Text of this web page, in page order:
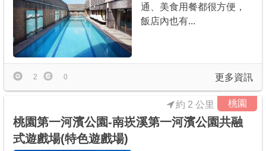
通、美食用餐都很方便，
飯店內也有...
更多資訊
2 0
桃園
約 2 公里
桃園第一河濱公園-南崁溪第一河濱公園共融
式遊戲場(特色遊戲場)